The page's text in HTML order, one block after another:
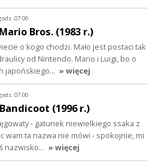
07:00
Bros. (1983 r.)
o kogo chodzi. Mało jest postaci tak
od Nintendo. Mario i Luigi, bo o
japońskiego… » więcej
07:00
(1996 r.)
- gatunek niewielkiego ssaka z
wam ta nazwa nie mówi - spokojnie, mi
nazwisko… » więcej